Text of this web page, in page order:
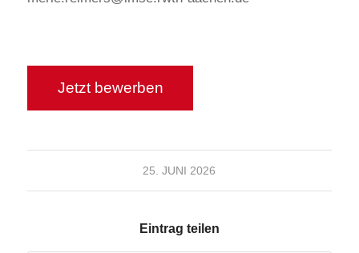
25. JUNI 2026
Eintrag teilen